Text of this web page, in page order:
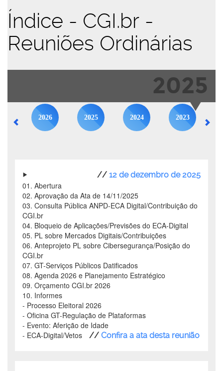
Índice - CGI.br -
Reuniões Ordinárias
2025
2026 2025 2024 2023
// 12 de dezembro de 2025
01. Abertura
02. Aprovação da Ata de 14/11/2025
03. Consulta Pública ANPD-ECA Digital/Contribuição do
CGI.br
04. Bloqueio de Aplicações/Previsões do ECA-Digital
05. PL sobre Mercados Digitais/Contribuições
06. Anteprojeto PL sobre Cibersegurança/Posição do
CGI.br
07. GT-Serviços Públicos Datificados
08. Agenda 2026 e Planejamento Estratégico
09. Orçamento CGI.br 2026
10. Informes
- Processo Eleitoral 2026
- Oficina GT-Regulação de Plataformas
- Evento: Aferição de Idade
- ECA-Digital/Vetos
// Confira a ata desta reunião